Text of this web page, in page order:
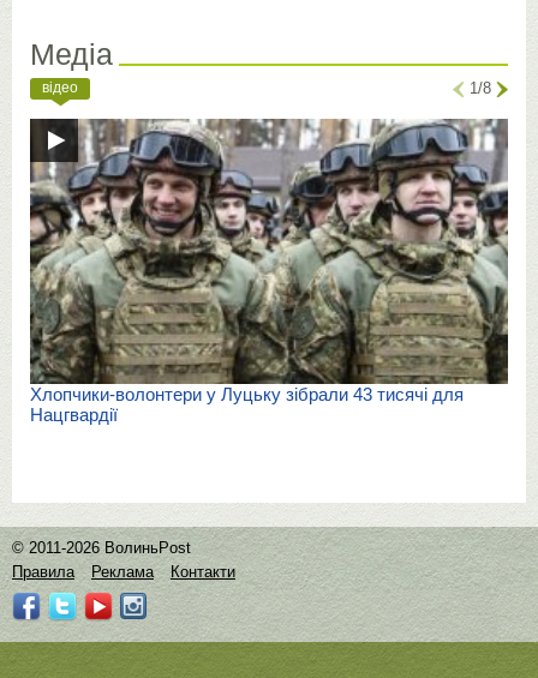
Медіа
відео 1/8
Хлопчики-волонтери у Луцьку зібрали 43 тисячі для
Нацгвардії
© 2011-2026 ВолиньPost
Правила
Реклама Контакти